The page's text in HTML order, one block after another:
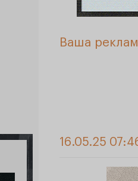
Ваша
16.05.25